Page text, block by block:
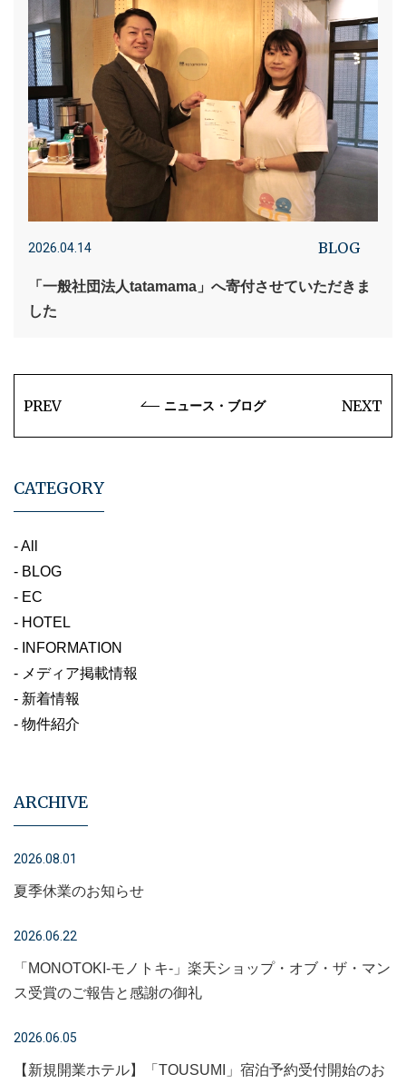
2026.04.14 BLOG
「一般社団法人tatamama」へ寄付させていただきま
した
PREV ニュース・ブログ NEXT
CATEGORY
- All
- BLOG
- EC
- HOTEL
- INFORMATION
- メディア掲載情報
- 新着情報
- 物件紹介
ARCHIVE
2026.08.01
夏季休業のお知らせ
2026.06.22
「MONOTOKI-モノトキ-」楽天ショップ・オブ・ザ・マン
ス受賞のご報告と感謝の御礼
2026.06.05
【新規開業ホテル】「TOUSUMI」宿泊予約受付開始のお